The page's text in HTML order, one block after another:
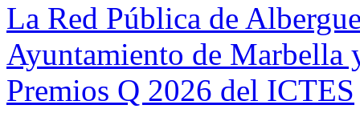
La Red Pública de
Ayuntamiento de Marbella
Premios Q 2026 del ICTES